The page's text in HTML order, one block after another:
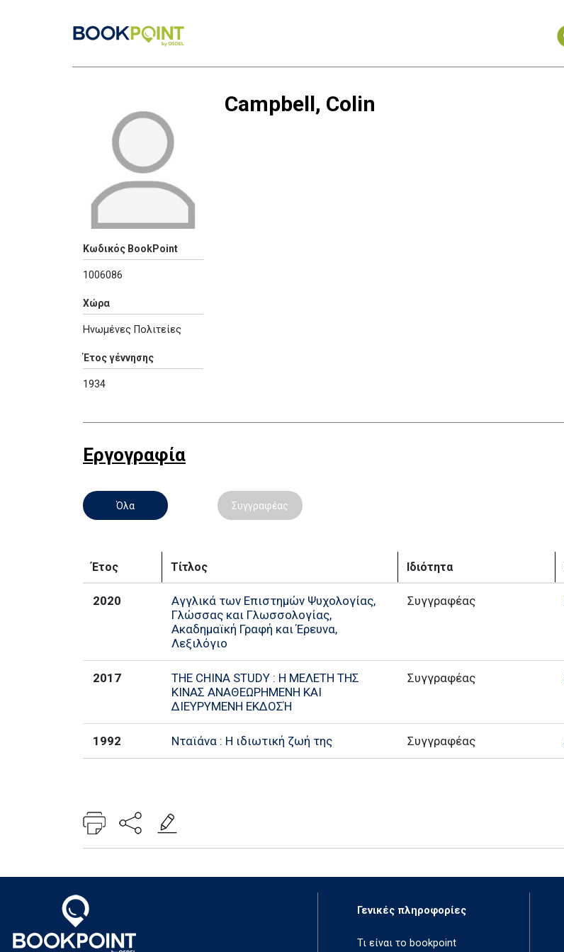
Κωδικός BookPoint
1006086
Χώρα
Ηνωμένες Πολιτείες
Έτος γέννησης
1934
Campbell, Colin
Εργογραφία
Όλα Συγγραφέας
Έτος Τίτλος Ιδιότητα
2020
Αγγλικά των Επιστημών Ψυχολογίας,
Γλώσσας και Γλωσσολογίας,
Ακαδημαϊκή Γραφή και Έρευνα,
Λεξιλόγιο
Συγγραφέας
2017
THE CHINA STUDY : Η ΜΕΛΕΤΗ ΤΗΣ
ΚΙΝΑΣ ΑΝΑΘΕΩΡΗΜΕΝΗ ΚΑΙ
ΔΙΕΥΡΥΜΕΝΗ ΕΚΔΟΣΉ
Συγγραφέας
1992 Νταϊάνα : Η ιδιωτική ζωή της Συγγραφέας
Γενικές πληροφορίες
Τι είναι το bookpoint